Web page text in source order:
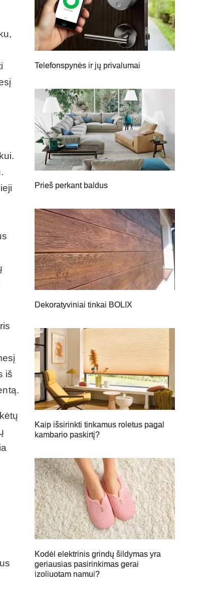
iš
Telefonspynės ir jų privalumai
Prieš perkant baldus
Dekoratyviniai tinkai BOLIX
Kaip išsirinkti tinkamus roletus pagal
kambario paskirtį?
Kodėl elektrinis grindų šildymas yra
geriausias pasirinkimas gerai
izoliuotam namui?